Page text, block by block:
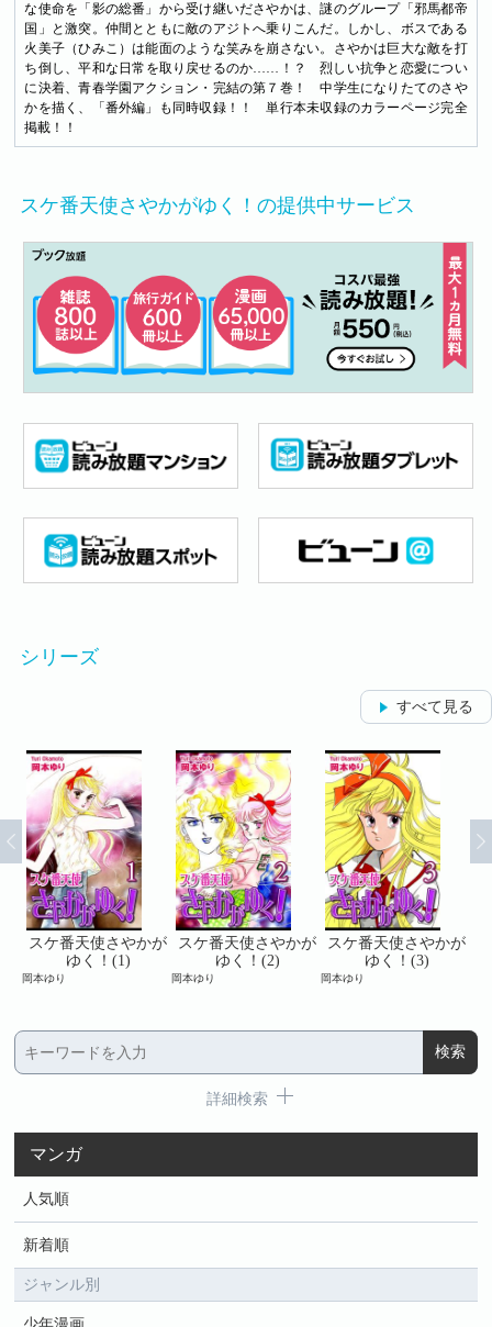
な使命を「影の総番」から受け継いださやかは、謎のグループ「邪馬都帝
国」と激突。仲間とともに敵のアジトへ乗りこんだ。しかし、ボスである
火美子（ひみこ）は能面のような笑みを崩さない。さやかは巨大な敵を打
ち倒し、平和な日常を取り戻せるのか……！？ 烈しい抗争と恋愛につい
に決着、青春学園アクション・完結の第７巻！ 中学生になりたてのさや
かを描く、「番外編」も同時収録！！ 単行本未収録のカラーページ完全
掲載！！
スケ番天使さやかがゆく！の提供中サービス
シリーズ
すべて見る
スケ番天使さやかが
ゆく！(1)
岡本ゆり
スケ番天使さやかが
ゆく！(2)
岡本ゆり
スケ番天使さやかが
ゆく！(3)
岡本ゆり
詳細検索
マンガ
人気順
新着順
ジャンル別